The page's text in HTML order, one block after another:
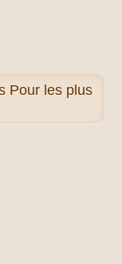
Pour les plus